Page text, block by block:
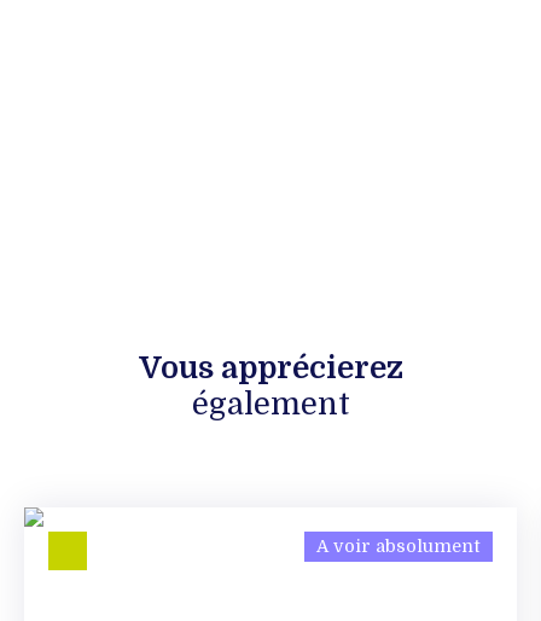
Vous apprécierez
également
A voir absolument